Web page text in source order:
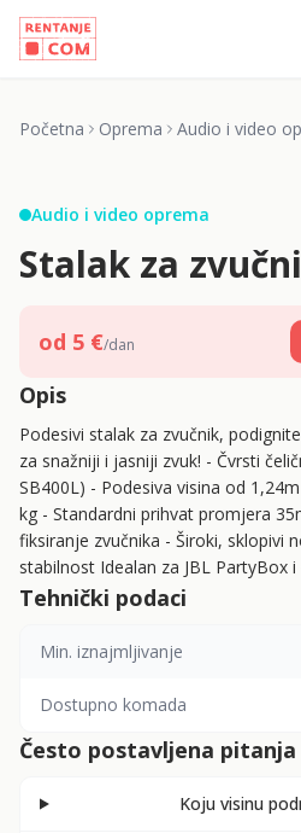
Početna Oprema Audio i video
Audio i video oprema
Stalak za
od 5 €/dan
Opis
Podesivi stalak za zvučnik,
za snažniji i jasniji zvuk! - Čvrsti
SB400L) - Podesiva visina od
kg - Standardni prihvat promjera
fiksiranje zvučnika - Široki, sklopivi
stabilnost Idealan za JBL PartyBox
Tehnički podaci
Min. iznajmljivanje
Dostupno komada
Često postavljena pitanja
Koju visinu